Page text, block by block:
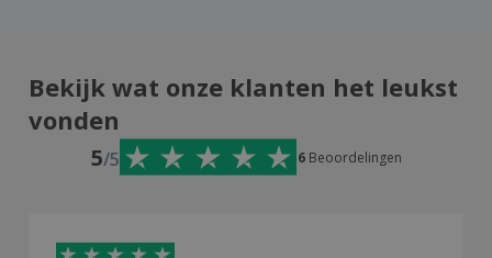
Bekijk wat onze klanten het leukst
vonden
5/5 6 Beoordelingen